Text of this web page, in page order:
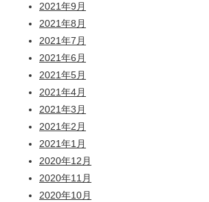
2021年9月
2021年8月
2021年7月
2021年6月
2021年5月
2021年4月
2021年3月
2021年2月
2021年1月
2020年12月
2020年11月
2020年10月